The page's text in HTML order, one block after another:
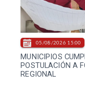
MUNICIPIOS
POSTULACIÓN A
REGIONAL
05/08/2026 15:00